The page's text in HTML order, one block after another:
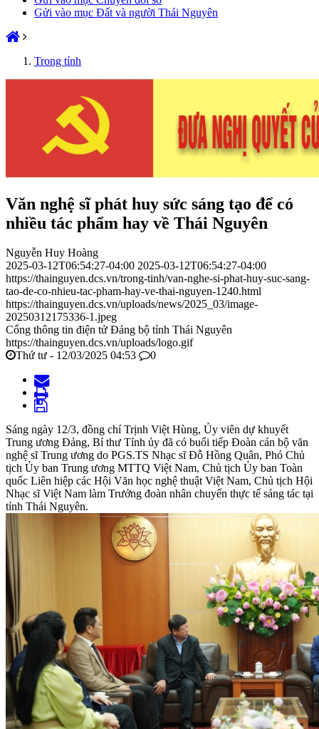
Gửi vào mục Đất và người Thái Nguyên
Trong tỉnh
Văn nghệ sĩ phát huy sức sáng tạo để có
nhiều tác phẩm hay về Thái Nguyên
Nguyễn Huy Hoàng
2025-03-12T06:54:27-04:00 2025-03-12T06:54:27-04:00
https://thainguyen.dcs.vn/trong-tinh/van-nghe-si-phat-huy-suc-sang-
tao-de-co-nhieu-tac-pham-hay-ve-thai-nguyen-1240.html
https://thainguyen.dcs.vn/uploads/news/2025_03/image-
20250312175336-1.jpeg
Cổng thông tin điện tử Đảng bộ tỉnh Thái Nguyên
https://thainguyen.dcs.vn/uploads/logo.gif
Thứ tư - 12/03/2025 04:53
0
Sáng ngày 12/3, đồng chí Trịnh Việt Hùng, Ủy viên dự khuyết
Trung ương Đảng, Bí thư Tỉnh ủy đã có buổi tiếp Đoàn cán bộ văn
nghệ sĩ Trung ương do PGS.TS Nhạc sĩ Đỗ Hồng Quân, Phó Chủ
tịch Ủy ban Trung ương MTTQ Việt Nam, Chủ tịch Ủy ban Toàn
quốc Liên hiệp các Hội Văn học nghệ thuật Việt Nam, Chủ tịch Hội
Nhạc sĩ Việt Nam làm Trưởng đoàn nhân chuyến thực tế sáng tác tại
tỉnh Thái Nguyên.